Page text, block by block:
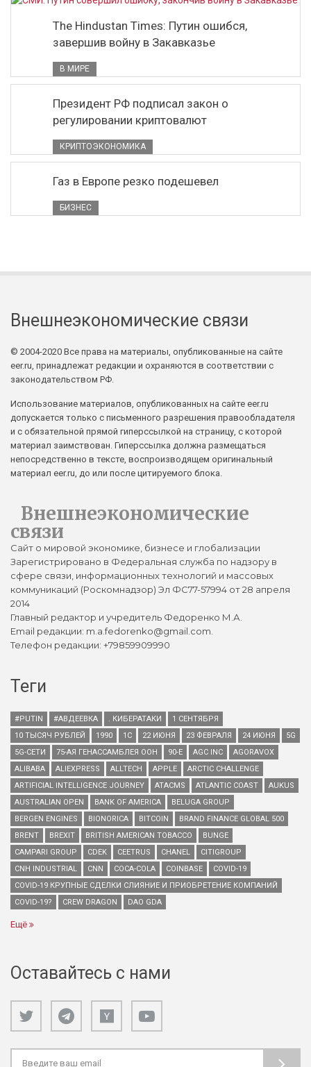
The Hindustan Times: Путин ошибся,
завершив войну в Закавказье
В МИРЕ
Президент РФ подписал закон о
регулировании криптовалют
КРИПТОЭКОНОМИКА
Газ в Европе резко подешевел
БИЗНЕС
Внешнеэкономические связи
© 2004-2020 Все права на материалы, опубликованные на сайте
eer.ru, принадлежат редакции и охраняются в соответствии с
законодательством РФ.
Использование материалов, опубликованных на сайте eer.ru
допускается только с письменного разрешения правообладателя
и с обязательной прямой гиперссылкой на страницу, с которой
материал заимствован. Гиперссылка должна размещаться
непосредственно в тексте, воспроизводящем оригинальный
материал eer.ru, до или после цитируемого блока.
Внешнеэкономические
связи
Сайт о мировой экономике, бизнесе и глобализации
Зарегистрировано в Федеральная служба по надзору в
сфере связи, информационных технологий и массовых
коммуникаций (Роскомнадзор) Эл ФС77-57994 от 28 апреля
2014
Главный редактор и учредитель Федоренко М.А.
Email редакции: m.a.fedorenko@gmail.com.
Телефон редакции: +79859909990
Теги
#PUTIN #АВДЕЕВКА . КИБЕРАТАКИ
1 СЕНТЯБРЯ
10 ТЫСЯЧ РУБЛЕЙ
1990 1С 22 ИЮНЯ 23 ФЕВРАЛЯ 24 ИЮНЯ
5G
5G-СЕТИ
75-АЯ ГЕНАССАМБЛЕЯ ООН 90-Е AGC INC
AGORAVOX
ALIBABA
ALIEXPRESS ALLTECH APPLE
ARCTIC CHALLENGE
ARTIFICIAL INTELLIGENCE JOURNEY
ATACMS ATLANTIC COAST
AUKUS
AUSTRALIAN OPEN
BANK OF AMERICA
BELUGA GROUP
BERGEN ENGINES
BIONORICA BITCOIN
BRAND FINANCE GLOBAL 500
BRENT
BREXIT BRITISH AMERICAN TOBACCO
BUNGE
CAMPARI GROUP
CDEK CEETRUS CHANEL
CITIGROUP
CNH INDUSTRIAL
CNN COCA-COLA COINBASE
COVID-19
COVID-19 КРУПНЫЕ СДЕЛКИ СЛИЯНИЕ И ПРИОБРЕТЕНИЕ КОМПАНИЙ
COVID-19?
CREW DRAGON DAO GDA
Ещё
Оставайтесь с нами